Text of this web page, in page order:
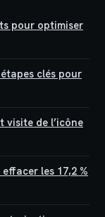
pour optimiser
clés pour
visite de l’icône
les 17,2 %